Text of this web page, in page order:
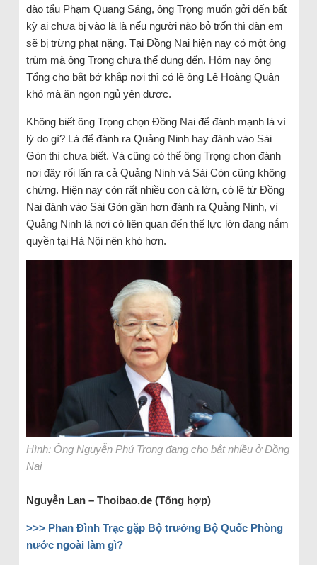
đào tẩu Phạm Quang Sáng, ông Trọng muốn gởi đến bất
kỳ ai chưa bị vào là là nếu người nào bỏ trốn thì đàn em
sẽ bị trừng phạt nặng. Tại Đồng Nai hiện nay có một ông
trùm mà ông Trọng chưa thể đụng đến. Hôm nay ông
Tổng cho bắt bớ khắp nơi thì có lẽ ông Lê Hoàng Quân
khó mà ăn ngon ngủ yên được.
Không biết ông Trọng chọn Đồng Nai để đánh mạnh là vì
lý do gì? Là để đánh ra Quảng Ninh hay đánh vào Sài
Gòn thì chưa biết. Và cũng có thể ông Trọng chon đánh
nơi đây rối lấn ra cả Quảng Ninh và Sài Còn cũng không
chừng. Hiện nay còn rất nhiều con cá lớn, có lẽ từ Đồng
Nai đánh vào Sài Gòn gần hơn đánh ra Quảng Ninh, vì
Quảng Ninh là nơi có liên quan đến thế lực lớn đang nắm
quyền tại Hà Nội nên khó hơn.
Hình: Ông Nguyễn Phú Trọng đang cho bắt nhiều ở Đồng
Nai
Nguyễn Lan – Thoibao.de (Tổng hợp)
>>> Phan Đình Trạc gặp Bộ trưởng Bộ Quốc Phòng
nước ngoài làm gì?